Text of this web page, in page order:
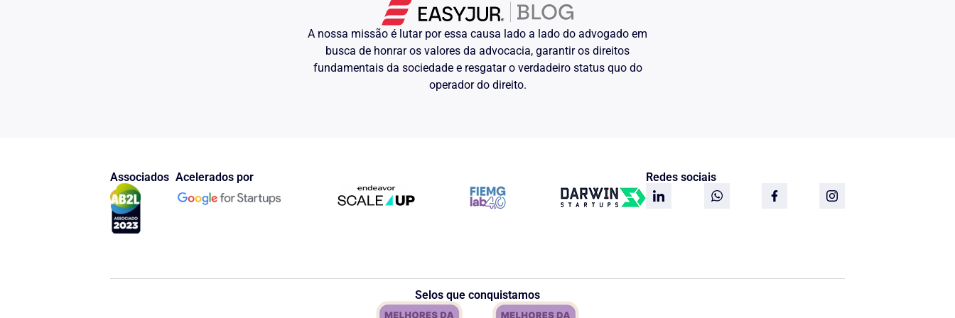
A nossa missão é lutar por essa causa lado a lado do advogado em
busca de honrar os valores da advocacia, garantir os direitos
fundamentais da sociedade e resgatar o verdadeiro status quo do
operador do direito.
Associados Acelerados por Redes sociais
Selos que conquistamos